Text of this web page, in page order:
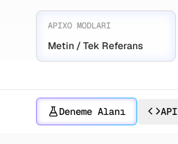
APIXO MODLARI
Metin / Tek Referans
Deneme Alanı API